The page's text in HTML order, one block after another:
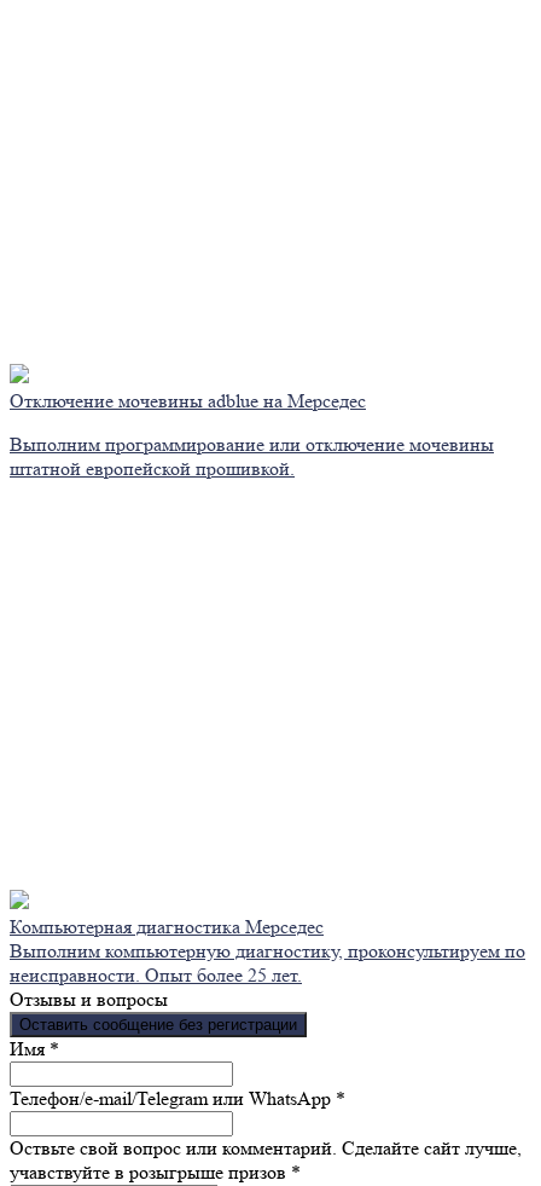
Отключение мочевины adblue на Мерседес
Выполним программирование или отключение мочевины
штатной европейской прошивкой.
Компьютерная диагностика Мерседес
Выполним компьютерную диагностику, проконсультируем по
неисправности. Опыт более 25 лет.
Отзывы и вопросы
Оставить сообщение без регистрации
Ваше сообщение отправлено! Спасибо за пользу! Мы
интересные комментарии
Имя *
Телефон/e-mail/Telegram или WhatsApp *
Оствьте свой вопрос или комментарий. Сделайте сайт лучше,
учавствуйте в розыгрыше призов *